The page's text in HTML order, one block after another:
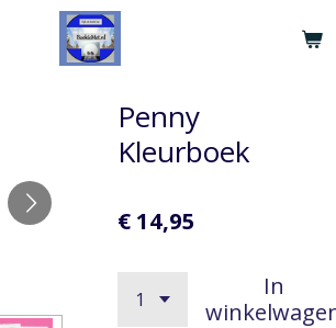
Penny
Kleurboek
€ 14,95
In